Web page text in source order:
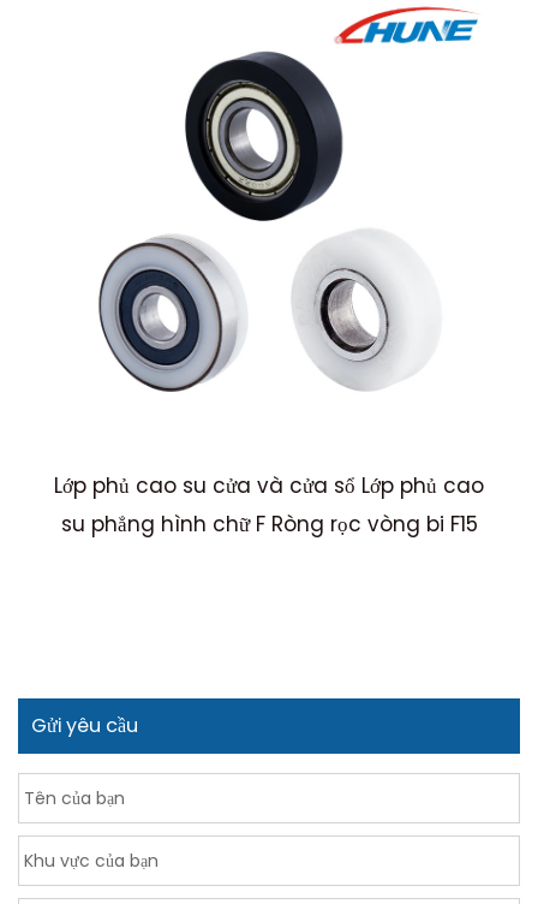
Lớp phủ cao su cửa và cửa sổ Lớp phủ cao
su phẳng hình chữ F Ròng rọc vòng bi F15
Gửi yêu cầu